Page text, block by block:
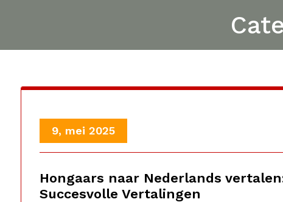
9, mei 2025
Hongaars naar Nederlands
Succesvolle Vertalingen